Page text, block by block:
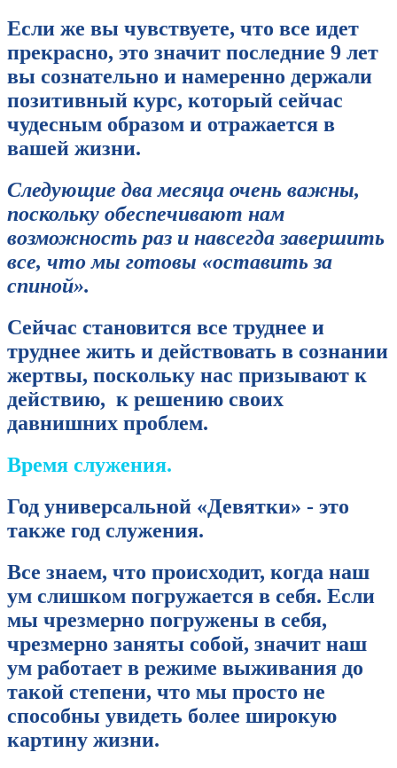
Если же вы чувствуете, что все идет
прекрасно, это значит последние 9 лет
вы сознательно и намеренно держали
позитивный курс, который сейчас
чудесным образом и отражается в
вашей жизни.
Следующие два месяца очень важны,
поскольку обеспечивают нам
возможность раз и навсегда завершить
все, что мы готовы «оставить за
спиной».
Сейчас становится все труднее и
труднее жить и действовать в сознании
жертвы, поскольку нас призывают к
действию, к решению своих
давнишних проблем.
Время служения.
Год универсальной «Девятки» - это
также год служения.
Все знаем, что происходит, когда наш
ум слишком погружается в себя. Если
мы чрезмерно погружены в себя,
чрезмерно заняты собой, значит наш
ум работает в режиме выживания до
такой степени, что мы просто не
способны увидеть более широкую
картину жизни.